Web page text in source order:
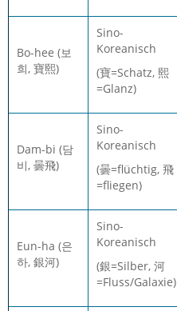
Bo-hee (보
희, 寶熙)
Sino-
Koreanisch
(寶=Schatz, 熙
=Glanz)
Dam-bi (담
비, 曇飛)
Sino-
Koreanisch
(曇=flüchtig, 飛
=fliegen)
Eun-ha (은
하, 銀河)
Sino-
Koreanisch
(銀=Silber, 河
=Fluss/Galaxie)